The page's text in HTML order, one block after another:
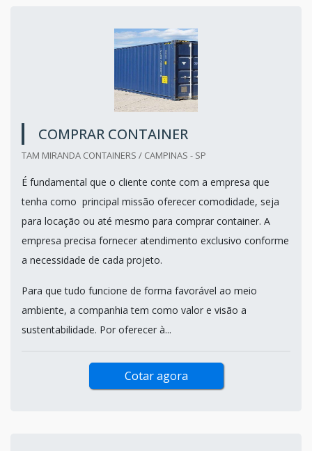
COMPRAR CONTAINER
TAM MIRANDA CONTAINERS / CAMPINAS - SP
É fundamental que o cliente conte com a empresa que
tenha como principal missão oferecer comodidade, seja
para locação ou até mesmo para comprar container. A
empresa precisa fornecer atendimento exclusivo conforme
a necessidade de cada projeto.
Para que tudo funcione de forma favorável ao meio
ambiente, a companhia tem como valor e visão a
sustentabilidade. Por oferecer à...
Cotar agora